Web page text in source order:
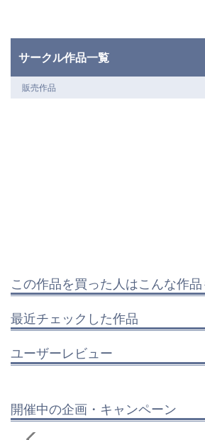
サークル作品一覧
販売作品
この作品を買った人はこんな作
最近チェックした作品
ユーザーレビュー
開催中の企画・キャンペーン